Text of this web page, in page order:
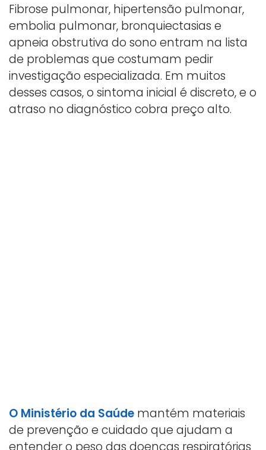
Fibrose pulmonar, hipertensão pulmonar,
embolia pulmonar, bronquiectasias e
apneia obstrutiva do sono entram na lista
de problemas que costumam pedir
investigação especializada. Em muitos
desses casos, o sintoma inicial é discreto, e o
atraso no diagnóstico cobra preço alto.
O Ministério da Saúde mantém materiais
de prevenção e cuidado que ajudam a
entender o peso das doenças respiratórias